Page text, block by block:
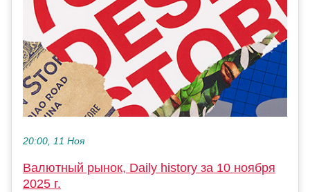
20:00, 11 Ноя
Валютный рынок, Daily history за 10 ноября
2025 г.